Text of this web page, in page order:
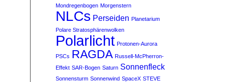
Mondregenbogen Morgenstern
NLCs Perseiden Planetarium
Polare Stratosphärenwolken
Polarlicht Protonen-Aurora
PSCs RAGDA Russell-McPherron-
Effekt SAR-Bogen Saturn Sonnenfleck
Sonnensturm Sonnenwind SpaceX STEVE